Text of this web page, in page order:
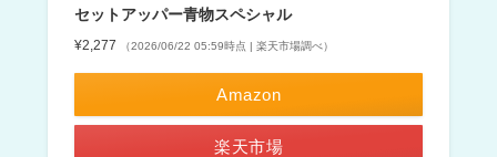
セットアッパー青物スペシャル
¥2,277 （2026/06/22 05:59時点 | 楽天市場調べ）
Amazon
楽天市場